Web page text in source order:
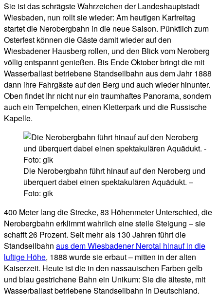
Sie ist das schrägste Wahrzeichen der Landeshauptstadt
Wiesbaden, nun rollt sie wieder: Am heutigen Karfreitag
startet die Nerobergbahn in die neue Saison. Pünktlich zum
Osterfest können die Gäste damit wieder auf den
Wiesbadener Hausberg rollen, und den Blick vom Neroberg
völlig entspannt genießen. Bis Ende Oktober bringt die mit
Wasserballast betriebene Standseilbahn aus dem Jahr 1888
dann ihre Fahrgäste auf den Berg und auch wieder hinunter.
Oben findet Ihr nicht nur ein traumhaftes Panorama, sondern
auch ein Tempelchen, einen Kletterpark und die Russische
Kapelle.
Die Nerobergbahn führt hinauf auf den Neroberg und
überquert dabei einen spektakulären Aquädukt. –
Foto: gik
400 Meter lang die Strecke, 83 Höhenmeter Unterschied, die
Nerobergbahn erklimmt wahrlich eine steile Steigung – sie
schafft 26 Prozent. Seit mehr als 130 Jahren führt die
Standseilbahn aus dem Wiesbadener Nerotal hinauf in die
luftige Höhe, 1888 wurde sie erbaut – mitten in der alten
Kaiserzeit. Heute ist die in den nassauischen Farben gelb
und blau gestrichene Bahn ein Unikum: Sie die älteste, mit
Wasserballast betriebene Standseilbahn in Deutschland.